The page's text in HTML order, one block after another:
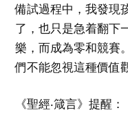
備試過程中，我發現
了，也只是急着翻下
樂，而成為零和競賽
們不能忽視這種價值
《聖經‧箴言》提醒